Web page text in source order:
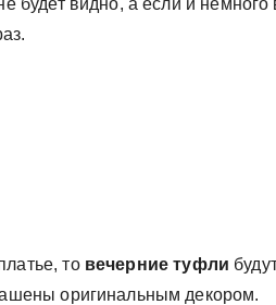
будет видно, а если и немного
товечерние туфли
оригинальным декором.